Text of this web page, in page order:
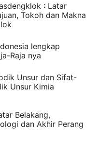
: Latar
Tokoh dan Makna
lengkap
Raja nya
Unsur dan Sifat-
Unsur Kimia
Belakang,
dan Akhir Perang